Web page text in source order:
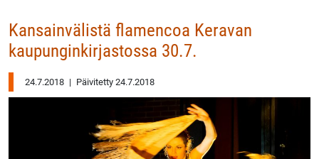
Kansainvälistä flamencoa Keravan
kaupunginkirjastossa 30.7.
24.7.2018 | Päivitetty 24.7.2018